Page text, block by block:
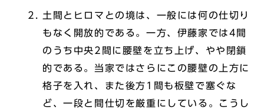
土間とヒロマとの境は、一般には何の仕切り
もなく開放的である。一方、伊藤家では4間
のうち中央2間に腰壁を立ち上げ、やや閉鎖
的である。当家ではさらにこの腰壁の上方に
格子を入れ、また後方1間も板壁で塞ぐな
ど、一段と間仕切を厳重にしている。こうし